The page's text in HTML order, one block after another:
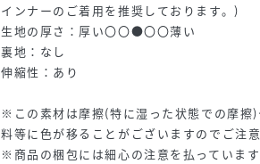
インナーのご着用を推奨しております。)
生地の厚さ：厚い〇〇●〇〇薄い
裏地：なし
伸縮性：あり
※この素材は摩擦(特に湿った状態での摩擦
料等に色が移ることがございますのでご注意
※商品の梱包には細心の注意を払っていま